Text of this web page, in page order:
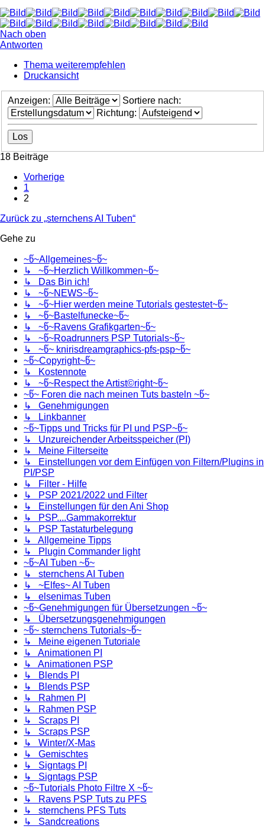
Nach oben
Antworten
Thema weiterempfehlen
Druckansicht
Anzeigen:
Sortiere nach:
Richtung:
18 Beiträge
Vorherige
1
2
Zurück zu „sternchens AI Tuben“
Gehe zu
~წ~Allgemeines~წ~
↳ ~წ~Herzlich Willkommen~წ~
↳ Das Bin ich!
↳ ~წ~NEWS~წ~
↳ ~წ~Hier werden meine Tutorials gestestet~წ~
↳ ~წ~Bastelfunecke~წ~
↳ ~წ~Ravens Grafikgarten~წ~
↳ ~წ~Roadrunners PSP Tutorials~წ~
↳ ~წ~ knirisdreamgraphics-pfs-psp~წ~
~წ~Copyright~წ~
↳ Kostennote
↳ ~წ~Respect the Artist©right~წ~
~წ~ Foren die nach meinen Tuts basteln ~წ~
↳ Genehmigungen
↳ Linkbanner
~წ~Tipps und Tricks für PI und PSP~წ~
↳ Unzureichender Arbeitsspeicher (PI)
↳ Meine Filterseite
↳ Einstellungen vor dem Einfügen von Filtern/Plugins in
PI/PSP
↳ Filter - Hilfe
↳ PSP 2021/2022 und Filter
↳ Einstellungen für den Ani Shop
↳ PSP....Gammakorrektur
↳ PSP Tastaturbelegung
↳ Allgemeine Tipps
↳ Plugin Commander light
~წ~AI Tuben ~წ~
↳ sternchens AI Tuben
↳ ~Elfes~ AI Tuben
↳ elsenimas Tuben
~წ~Genehmigungen für Übersetzungen ~წ~
↳ Übersetzungsgenehmigungen
~წ~ sternchens Tutorials~წ~
↳ Meine eigenen Tutoriale
↳ Animationen PI
↳ Animationen PSP
↳ Blends PI
↳ Blends PSP
↳ Rahmen PI
↳ Rahmen PSP
↳ Scraps PI
↳ Scraps PSP
↳ Winter/X-Mas
↳ Gemischtes
↳ Signtags PI
↳ Signtags PSP
~წ~Tutorials Photo Filtre X ~წ~
↳ Ravens PSP Tuts zu PFS
↳ sternchens PFS Tuts
↳ Sandcreations